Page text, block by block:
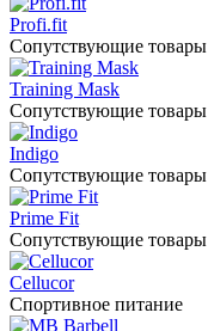
Profi.fit
Сопутствующие товары
Training Mask
Сопутствующие товары
Indigo
Сопутствующие товары
Prime Fit
Сопутствующие товары
Cellucor
Спортивное питание